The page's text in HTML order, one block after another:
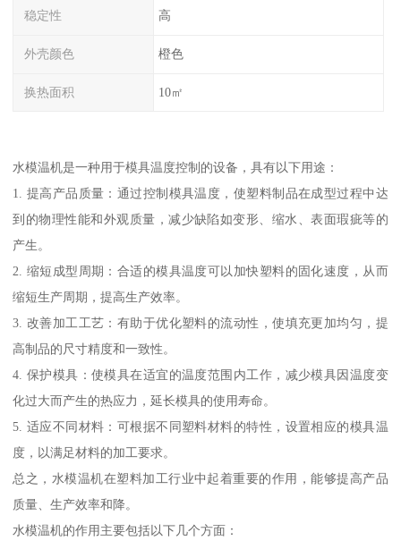
稳定性 高
外壳颜色 橙色
换热面积 10㎡
水模温机是一种用于模具温度控制的设备，具有以下用途：
1. 提高产品质量：通过控制模具温度，使塑料制品在成型过程中达
到的物理性能和外观质量，减少缺陷如变形、缩水、表面瑕疵等的
产生。
2. 缩短成型周期：合适的模具温度可以加快塑料的固化速度，从而
缩短生产周期，提高生产效率。
3. 改善加工工艺：有助于优化塑料的流动性，使填充更加均匀，提
高制品的尺寸精度和一致性。
4. 保护模具：使模具在适宜的温度范围内工作，减少模具因温度变
化过大而产生的热应力，延长模具的使用寿命。
5. 适应不同材料：可根据不同塑料材料的特性，设置相应的模具温
度，以满足材料的加工要求。
总之，水模温机在塑料加工行业中起着重要的作用，能够提高产品
质量、生产效率和降。
水模温机的作用主要包括以下几个方面：